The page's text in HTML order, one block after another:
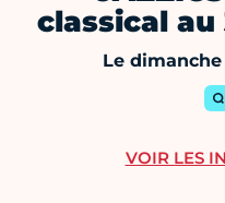
classical au
Le dimanche
VOIR LES